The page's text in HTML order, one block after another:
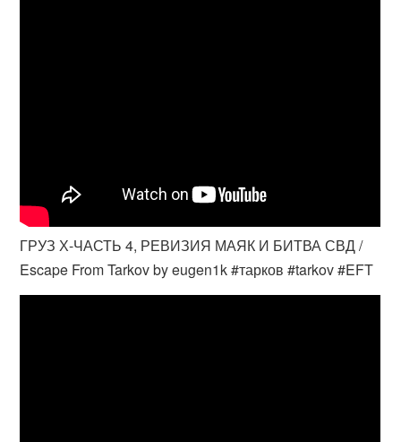
ГРУЗ Х-ЧАСТЬ 4, РЕВИЗИЯ МАЯК И БИТВА СВД /
Escape From Tarkov by eugen1k #тарков #tarkov #EFT